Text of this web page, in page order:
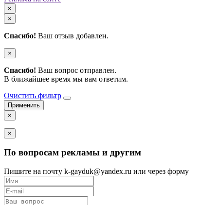
×
×
Спасибо! Ваш отзыв добавлен.
×
Спасибо! Ваш вопрос отправлен.
В ближайшее время мы вам ответим.
Очистить фильтр
×
×
По вопросам рекламы и другим
Пишите на почту k-gayduk@yandex.ru или через форму